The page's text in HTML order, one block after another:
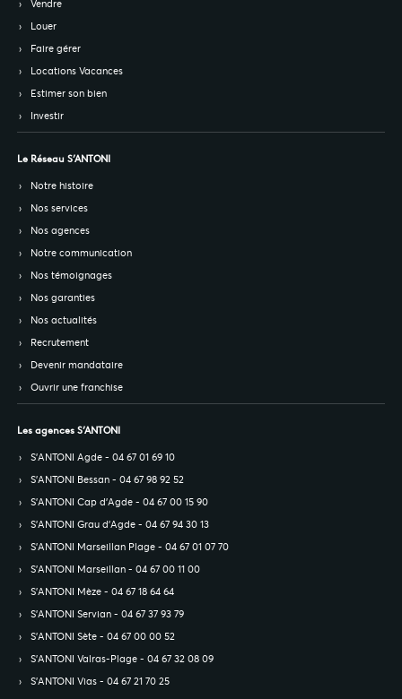
Vendre
Louer
Faire gérer
Locations Vacances
Estimer son bien
Investir
Le Réseau S’ANTONI
Notre histoire
Nos services
Nos agences
Notre communication
Nos témoignages
Nos garanties
Nos actualités
Recrutement
Devenir mandataire
Ouvrir une franchise
Les agences S’ANTONI
S’ANTONI Agde - 04 67 01 69 10
S’ANTONI Bessan - 04 67 98 92 52
S’ANTONI Cap d'Agde - 04 67 00 15 90
S’ANTONI Grau d'Agde - 04 67 94 30 13
S’ANTONI Marseillan Plage - 04 67 01 07 70
S’ANTONI Marseillan - 04 67 00 11 00
S’ANTONI Mèze - 04 67 18 64 64
S’ANTONI Servian - 04 67 37 93 79
S’ANTONI Sète - 04 67 00 00 52
S’ANTONI Valras-Plage - 04 67 32 08 09
S’ANTONI Vias - 04 67 21 70 25